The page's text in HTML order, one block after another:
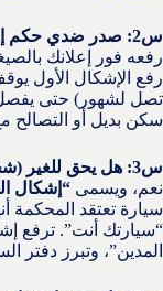
س2: صدر ضدي حكم إخلاء، متى أرفع الإشكال؟
رفعه فور إعلانك
رفع الإشكال الأول
تصل لشهور) حتى
سكن بديل أو التصالح
س3: هل يحق للغير (شخص غير المدين) رفع إشكال؟
نعم، ويسمى “إشكال
سيارة تعتقد المحكمة
“سيارتك أنت”. ترفع
المدين”، وتبرز دفتر